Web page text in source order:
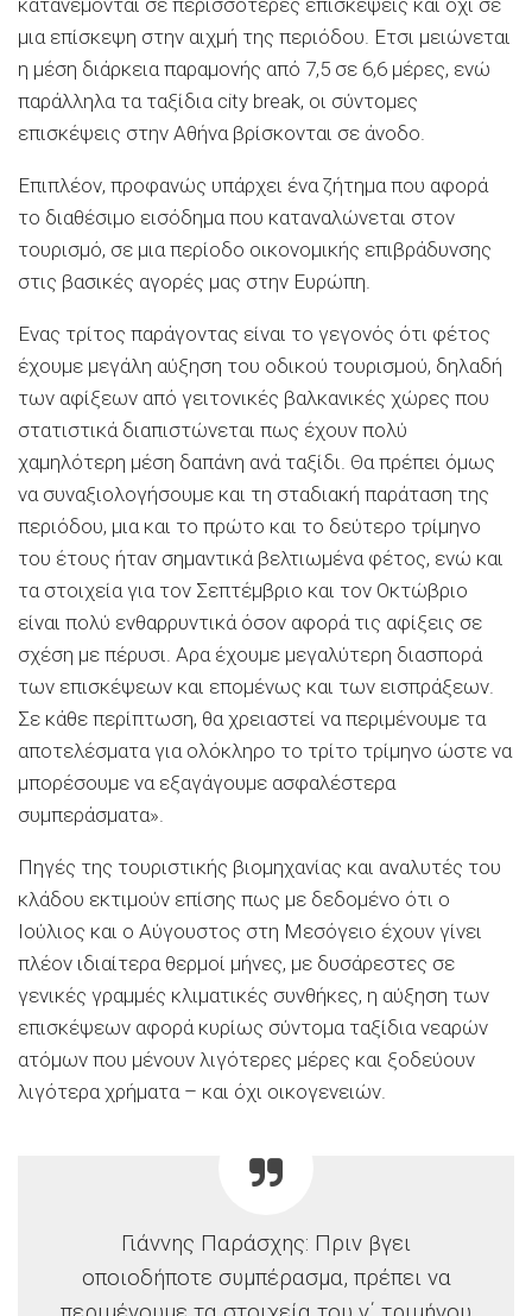
μια επίσκεψη στην αιχμή της περιόδου. Ετσι μειώνεται
η μέση διάρκεια παραμονής από 7,5 σε 6,6 μέρες, ενώ
παράλληλα τα ταξίδια city break, οι σύντομες
επισκέψεις στην Αθήνα βρίσκονται σε άνοδο.
Επιπλέον, προφανώς υπάρχει ένα ζήτημα που αφορά
το διαθέσιμο εισόδημα που καταναλώνεται στον
τουρισμό, σε μια περίοδο οικονομικής επιβράδυνσης
στις βασικές αγορές μας στην Ευρώπη.
Ενας τρίτος παράγοντας είναι το γεγονός ότι φέτος
έχουμε μεγάλη αύξηση του οδικού τουρισμού, δηλαδή
των αφίξεων από γειτονικές βαλκανικές χώρες που
στατιστικά διαπιστώνεται πως έχουν πολύ
χαμηλότερη μέση δαπάνη ανά ταξίδι. Θα πρέπει όμως
να συναξιολογήσουμε και τη σταδιακή παράταση της
περιόδου, μια και το πρώτο και το δεύτερο τρίμηνο
του έτους ήταν σημαντικά βελτιωμένα φέτος, ενώ και
τα στοιχεία για τον Σεπτέμβριο και τον Οκτώβριο
είναι πολύ ενθαρρυντικά όσον αφορά τις αφίξεις σε
σχέση με πέρυσι. Αρα έχουμε μεγαλύτερη διασπορά
των επισκέψεων και επομένως και των εισπράξεων.
Σε κάθε περίπτωση, θα χρειαστεί να περιμένουμε τα
αποτελέσματα για ολόκληρο το τρίτο τρίμηνο ώστε να
μπορέσουμε να εξαγάγουμε ασφαλέστερα
συμπεράσματα».
Πηγές της τουριστικής βιομηχανίας και αναλυτές του
κλάδου εκτιμούν επίσης πως με δεδομένο ότι ο
Ιούλιος και ο Αύγουστος στη Μεσόγειο έχουν γίνει
πλέον ιδιαίτερα θερμοί μήνες, με δυσάρεστες σε
γενικές γραμμές κλιματικές συνθήκες, η αύξηση των
επισκέψεων αφορά κυρίως σύντομα ταξίδια νεαρών
ατόμων που μένουν λιγότερες μέρες και ξοδεύουν
λιγότερα χρήματα – και όχι οικογενειών.
Γιάννης Παράσχης: Πριν βγει
οποιοδήποτε συμπέρασμα, πρέπει να